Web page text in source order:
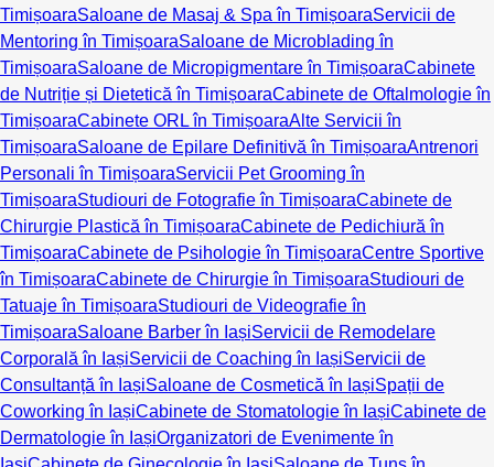
TimișoaraSaloane de Masaj & Spa în TimișoaraServicii de
Mentoring în TimișoaraSaloane de Microblading în
TimișoaraSaloane de Micropigmentare în TimișoaraCabinete
de Nutriție și Dietetică în TimișoaraCabinete de Oftalmologie în
TimișoaraCabinete ORL în TimișoaraAlte Servicii în
TimișoaraSaloane de Epilare Definitivă în TimișoaraAntrenori
Personali în TimișoaraServicii Pet Grooming în
TimișoaraStudiouri de Fotografie în TimișoaraCabinete de
Chirurgie Plastică în TimișoaraCabinete de Pedichiură în
TimișoaraCabinete de Psihologie în TimișoaraCentre Sportive
în TimișoaraCabinete de Chirurgie în TimișoaraStudiouri de
Tatuaje în TimișoaraStudiouri de Videografie în
TimișoaraSaloane Barber în IașiServicii de Remodelare
Corporală în IașiServicii de Coaching în IașiServicii de
Consultanță în IașiSaloane de Cosmetică în IașiSpații de
Coworking în IașiCabinete de Stomatologie în IașiCabinete de
Dermatologie în IașiOrganizatori de Evenimente în